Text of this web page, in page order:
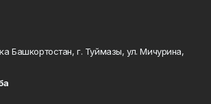
Башкортостан, г. Туймазы, ул. Мичурина,